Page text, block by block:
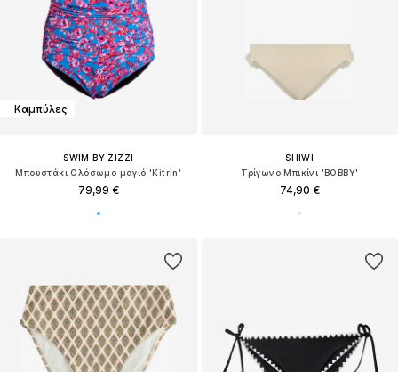
Καμπύλες
SWIM BY ZIZZI
Μπουστάκι Ολόσωμο μαγιό 'Kitrin'
79,99 €
SHIWI
Τρίγωνο Μπικίνι 'BOBBY'
74,90 €